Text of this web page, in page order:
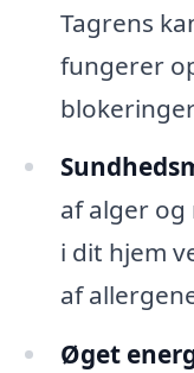
Tagrens
fungerer
af alger
i dit hjem
af
Øget